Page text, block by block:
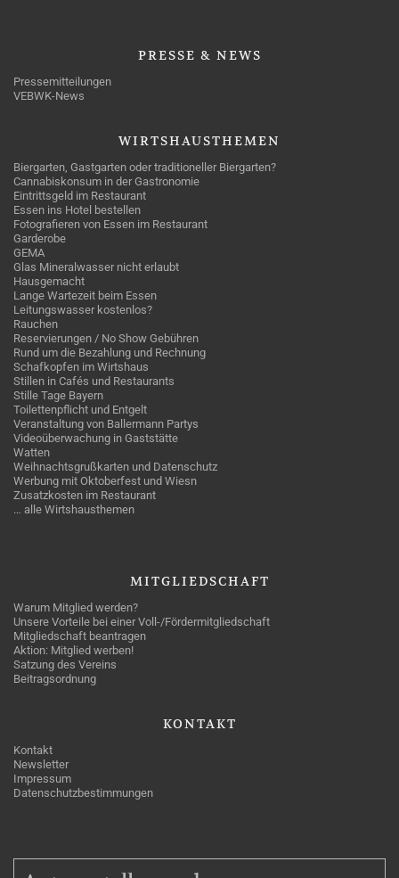
PRESSE & NEWS
Pressemitteilungen
VEBWK-News
WIRTSHAUSTHEMEN
Biergarten, Gastgarten oder traditioneller Biergarten?
Cannabiskonsum in der Gastronomie
Eintrittsgeld im Restaurant
Essen ins Hotel bestellen
Fotografieren von Essen im Restaurant
Garderobe
GEMA
Glas Mineralwasser nicht erlaubt
Hausgemacht
Lange Wartezeit beim Essen
Leitungswasser kostenlos?
Rauchen
Reservierungen / No Show Gebühren
Rund um die Bezahlung und Rechnung
Schafkopfen im Wirtshaus
Stillen in Cafés und Restaurants
Stille Tage Bayern
Toilettenpflicht und Entgelt
Veranstaltung von Ballermann Partys
Videoüberwachung in Gaststätte
Watten
Weihnachtsgrußkarten und Datenschutz
Werbung mit Oktoberfest und Wiesn
Zusatzkosten im Restaurant
… alle Wirtshausthemen
MITGLIEDSCHAFT
Warum Mitglied werden?
Unsere Vorteile bei einer Voll-/Fördermitgliedschaft
Mitgliedschaft beantragen
Aktion: Mitglied werben!
Satzung des Vereins
Beitragsordnung
KONTAKT
Kontakt
Newsletter
Impressum
Datenschutzbestimmungen